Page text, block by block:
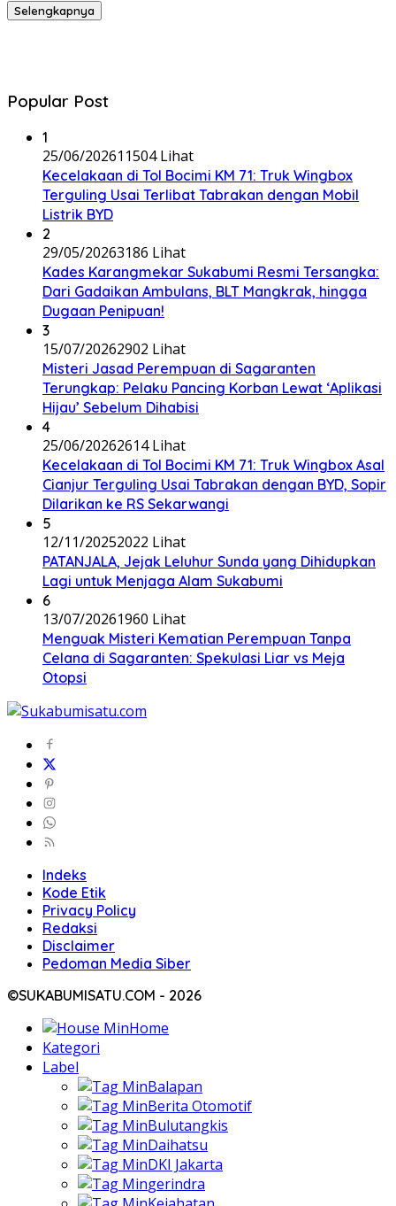
Selengkapnya
Popular Post
1
25/06/202611504 Lihat
Kecelakaan di Tol Bocimi KM 71: Truk Wingbox
Terguling Usai Terlibat Tabrakan dengan Mobil
Listrik BYD
2
29/05/20263186 Lihat
Kades Karangmekar Sukabumi Resmi Tersangka:
Dari Gadaikan Ambulans, BLT Mangkrak, hingga
Dugaan Penipuan!
3
15/07/20262902 Lihat
Misteri Jasad Perempuan di Sagaranten
Terungkap: Pelaku Pancing Korban Lewat ‘Aplikasi
Hijau’ Sebelum Dihabisi
4
25/06/20262614 Lihat
Kecelakaan di Tol Bocimi KM 71: Truk Wingbox Asal
Cianjur Terguling Usai Tabrakan dengan BYD, Sopir
Dilarikan ke RS Sekarwangi
5
12/11/20252022 Lihat
PATANJALA, Jejak Leluhur Sunda yang Dihidupkan
Lagi untuk Menjaga Alam Sukabumi
6
13/07/20261960 Lihat
Menguak Misteri Kematian Perempuan Tanpa
Celana di Sagaranten: Spekulasi Liar vs Meja
Otopsi
Indeks
Kode Etik
Privacy Policy
Redaksi
Disclaimer
Pedoman Media Siber
©SUKABUMISATU.COM - 2026
Home
Kategori
Label
Balapan
Berita Otomotif
Bulutangkis
Daihatsu
DKI Jakarta
gerindra